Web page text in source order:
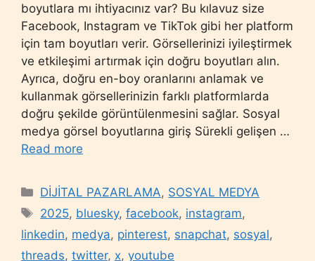
boyutlara mı ihtiyacınız var? Bu kılavuz size
Facebook, Instagram ve TikTok gibi her platform
için tam boyutları verir. Görsellerinizi iyileştirmek
ve etkileşimi artırmak için doğru boyutları alın.
Ayrıca, doğru en-boy oranlarını anlamak ve
kullanmak görsellerinizin farklı platformlarda
doğru şekilde görüntülenmesini sağlar. Sosyal
medya görsel boyutlarına giriş Sürekli gelişen …
Read more
Categories
DİJİTAL PAZARLAMA, SOSYAL MEDYA
Tags
2025, bluesky,facebook, instagram,
linkedin, medya, pinterest, snapchat, sosyal,
threads, twitter, x, youtube